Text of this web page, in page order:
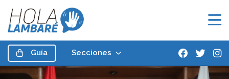
Guía Secciones